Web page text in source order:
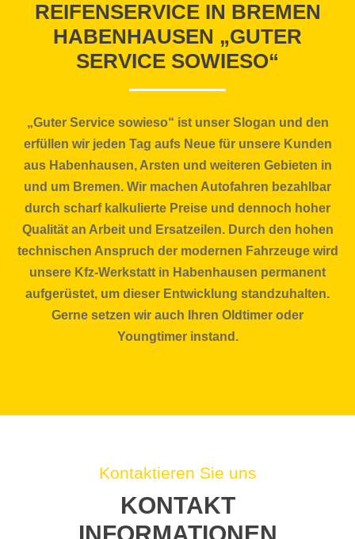
REIFENSERVICE IN BREMEN
HABENHAUSEN „GUTER
SERVICE SOWIESO“
„Guter Service sowieso“ ist unser Slogan und den
erfüllen wir jeden Tag aufs Neue für unsere Kunden
aus Habenhausen, Arsten und weiteren Gebieten in
und um Bremen. Wir machen Autofahren bezahlbar
durch scharf kalkulierte Preise und dennoch hoher
Qualität an Arbeit und Ersatzeilen. Durch den hohen
technischen Anspruch der modernen Fahrzeuge wird
unsere Kfz-Werkstatt in Habenhausen permanent
aufgerüstet, um dieser Entwicklung standzuhalten.
Gerne setzen wir auch Ihren Oldtimer oder
Youngtimer instand.
Kontaktieren Sie uns
KONTAKT